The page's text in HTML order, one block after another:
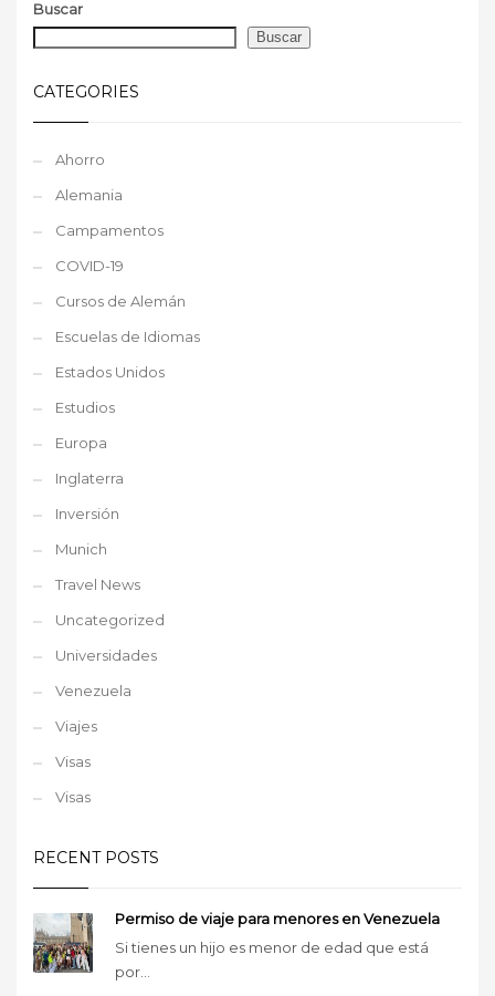
Buscar
Buscar
CATEGORIES
Ahorro
Alemania
Campamentos
COVID-19
Cursos de Alemán
Escuelas de Idiomas
Estados Unidos
Estudios
Europa
Inglaterra
Inversión
Munich
Travel News
Uncategorized
Universidades
Venezuela
Viajes
Visas
Visas
RECENT POSTS
Permiso de viaje para menores en Venezuela
Si tienes un hijo es menor de edad que está
por...